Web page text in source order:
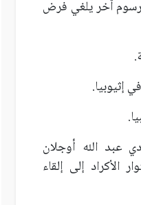
آخر يلغي فرض
عبد الله أوجلان
الأكراد إلى إلقاء